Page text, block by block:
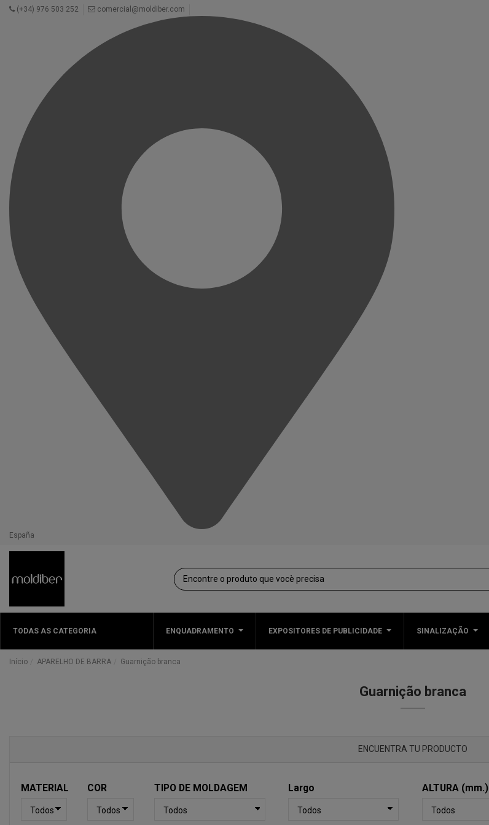
(+34) 976 503 252 comercial@moldiber.com
España
TODAS AS CATEGORIA ENQUADRAMENTO EXPOSITORES DE PUBLICIDADE SINALIZAÇÃO
Início APARELHO DE BARRA Guarnição branca
Guarnição branca
ENCUENTRA TU PRODUCTO
MATERIAL COR TIPO DE MOLDAGEM Largo ALTURA (mm.)